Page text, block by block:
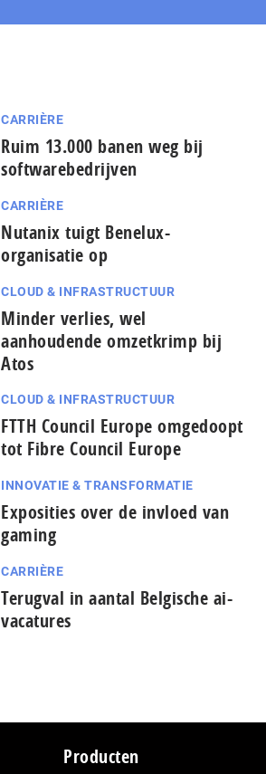
CARRIÈRE
Ruim 13.000 banen weg bij
softwarebedrijven
CARRIÈRE
Nutanix tuigt Benelux-
organisatie op
CLOUD & INFRASTRUCTUUR
Minder verlies, wel
aanhoudende omzetkrimp bij
Atos
CLOUD & INFRASTRUCTUUR
FTTH Council Europe omgedoopt
tot Fibre Council Europe
INNOVATIE & TRANSFORMATIE
Exposities over de invloed van
gaming
CARRIÈRE
Terugval in aantal Belgische ai-
vacatures
Producten